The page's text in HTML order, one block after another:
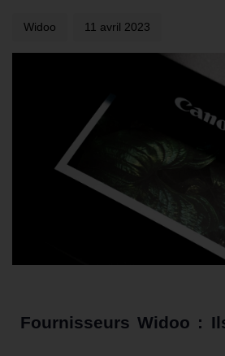
Widoo 11 avril 2023
Fournisseurs Widoo :